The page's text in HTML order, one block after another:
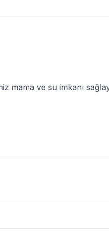
mama ve su imkanı